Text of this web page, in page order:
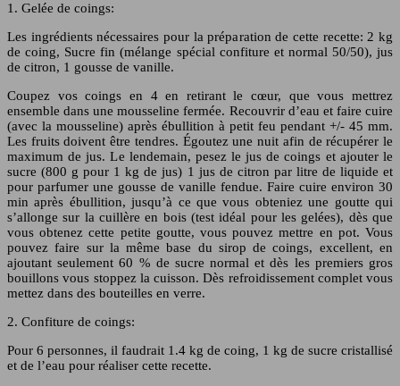
1. Gelée de coings:
Les ingrédients nécessaires pour la préparation de cette recette: 2 kg
de coing, Sucre fin (mélange spécial confiture et normal 50/50), jus
de citron, 1 gousse de vanille.
Coupez vos coings en 4 en retirant le cœur, que vous mettrez
ensemble dans une mousseline fermée. Recouvrir d’eau et faire cuire
(avec la mousseline) après ébullition à petit feu pendant +/- 45 mm.
Les fruits doivent être tendres. Égoutez une nuit afin de récupérer le
maximum de jus. Le lendemain, pesez le jus de coings et ajouter le
sucre (800 g pour 1 kg de jus) 1 jus de citron par litre de liquide et
pour parfumer une gousse de vanille fendue. Faire cuire environ 30
min après ébullition, jusqu’à ce que vous obteniez une goutte qui
s’allonge sur la cuillère en bois (test idéal pour les gelées), dès que
vous obtenez cette petite goutte, vous pouvez mettre en pot. Vous
pouvez faire sur la même base du sirop de coings, excellent, en
ajoutant seulement 60 % de sucre normal et dès les premiers gros
bouillons vous stoppez la cuisson. Dès refroidissement complet vous
mettez dans des bouteilles en verre.
2. Confiture de coings:
Pour 6 personnes, il faudrait 1.4 kg de coing, 1 kg de sucre cristallisé
et de l’eau pour réaliser cette recette.